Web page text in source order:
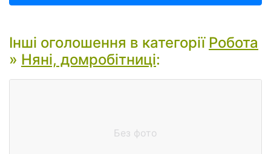
Інші оголошення в категорії Робота
» Няні, домробітниці:
Без фото